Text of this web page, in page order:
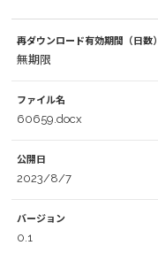
再ダウンロード有効期間（日数）
無期限
ファイル名
60659.docx
公開日
2023/8/7
バージョン
0.1